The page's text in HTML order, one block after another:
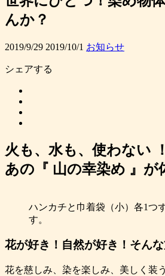
んか？
2019/9/29 2019/10/1 お知らせ
シェアする
火も、水も、使わない
あの『 山の幸染め 』が
ハンカチと巾着袋（小）各1つ
す。
花が好き！自然が好き！そん
花を慈しみ、染を楽しみ、美しく装